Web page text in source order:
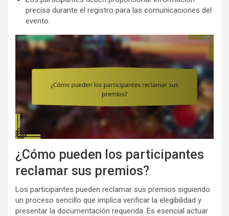
precisa durante el registro para las comunicaciones del
evento.
¿Cómo pueden los participantes
reclamar sus premios?
Los participantes pueden reclamar sus premios siguiendo
un proceso sencillo que implica verificar la elegibilidad y
presentar la documentación requerida. Es esencial actuar